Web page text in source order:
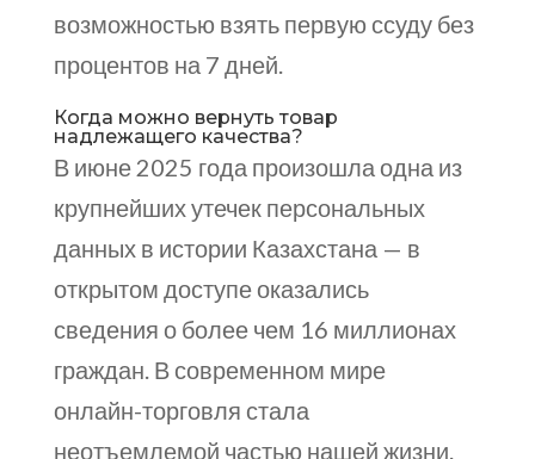
возможностью взять первую ссуду без
процентов на 7 дней.
Когда можно вернуть товар
надлежащего качества?
В июне 2025 года произошла одна из
крупнейших утечек персональных
данных в истории Казахстана — в
открытом доступе оказались
сведения о более чем 16 миллионах
граждан. В современном мире
онлайн-торговля стала
неотъемлемой частью нашей жизни.